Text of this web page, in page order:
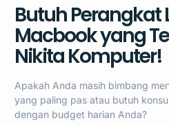
Butuh Perangkat
Macbook yang
Nikita Komputer!
Apakah Anda masih bimbang
yang paling pas atau butuh
dengan budget harian Anda?